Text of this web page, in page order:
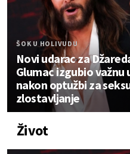
ŠOK U HOLIVUDU
Novi udarac za
Glumac izgubio važnu
nakon optužbi za
zlostavljanje
Život